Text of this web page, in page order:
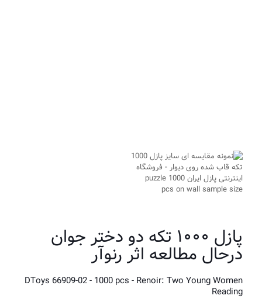
پازل ۱۰۰۰ تکه دو دختر جوان
درحال مطالعه اثر رنوآر
DToys 66909-02 - 1000 pcs - Renoir: Two Young Women
Reading